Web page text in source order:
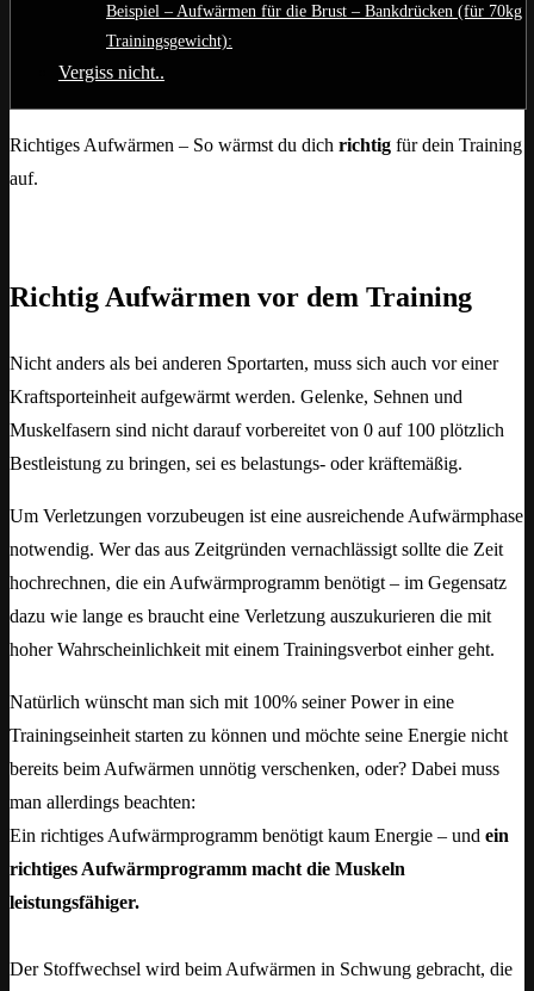
Beispiel – Aufwärmen für die Brust – Bankdrücken (für 70kg
Trainingsgewicht):
Vergiss nicht..
Richtiges Aufwärmen – So wärmst du dich richtig für dein Training
auf.
Richtig Aufwärmen vor dem Training
Nicht anders als bei anderen Sportarten, muss sich auch vor einer
Kraftsporteinheit aufgewärmt werden. Gelenke, Sehnen und
Muskelfasern sind nicht darauf vorbereitet von 0 auf 100 plötzlich
Bestleistung zu bringen, sei es belastungs- oder kräftemäßig.
Um Verletzungen vorzubeugen ist eine ausreichende Aufwärmphase
notwendig. Wer das aus Zeitgründen vernachlässigt sollte die Zeit
hochrechnen, die ein Aufwärmprogramm benötigt – im Gegensatz
dazu wie lange es braucht eine Verletzung auszukurieren die mit
hoher Wahrscheinlichkeit mit einem Trainingsverbot einher geht.
Natürlich wünscht man sich mit 100% seiner Power in eine
Trainingseinheit starten zu können und möchte seine Energie nicht
bereits beim Aufwärmen unnötig verschenken, oder? Dabei muss
man allerdings beachten:
Ein richtiges Aufwärmprogramm benötigt kaum Energie – und ein
richtiges Aufwärmprogramm macht die Muskeln
leistungsfähiger.
Der Stoffwechsel wird beim Aufwärmen in Schwung gebracht, die